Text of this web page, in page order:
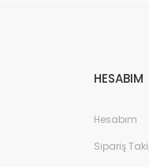
HESABIM
Hesabım
Sipariş